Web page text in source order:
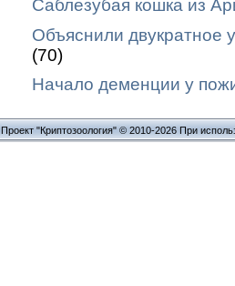
Саблезубая кошка из
Объяснили двукратное
(70)
Начало деменции у
Проект "Криптозоология" © 2010-2026 При